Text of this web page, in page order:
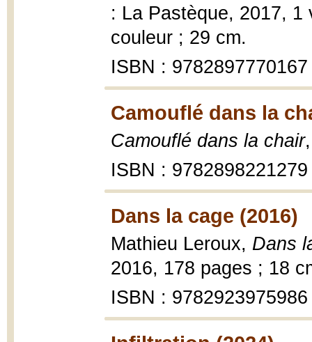
: La Pastèque, 2017, 1
couleur ; 29 cm.
ISBN : 9782897770167
Camouflé dans la
Camouflé dans la chair
ISBN : 9782898221279
Dans la cage (2016)
Mathieu Leroux, Dans
2016, 178 pages ; 18
ISBN : 9782923975986